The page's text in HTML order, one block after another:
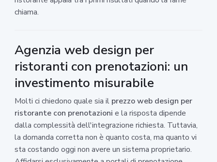
chiama.
Agenzia web design per
ristoranti con prenotazioni: un
investimento misurabile
Molti ci chiedono quale sia il prezzo web design per
ristorante con prenotazioni e la risposta dipende
dalla complessità dell'integrazione richiesta. Tuttavia,
la domanda corretta non è quanto costa, ma quanto vi
sta costando oggi non avere un sistema proprietario.